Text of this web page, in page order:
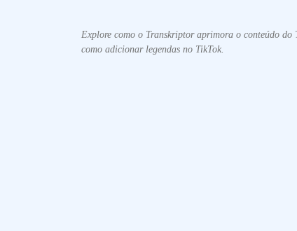
Explore como o Transkriptor aprimora o conteúdo
como adicionar legendas no TikTok.